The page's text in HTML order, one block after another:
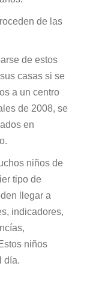
de las
de estos
casas si se
a un centro
de 2008, se
en
niños de
tipo de
llegar a
indicadores,
niños
día.